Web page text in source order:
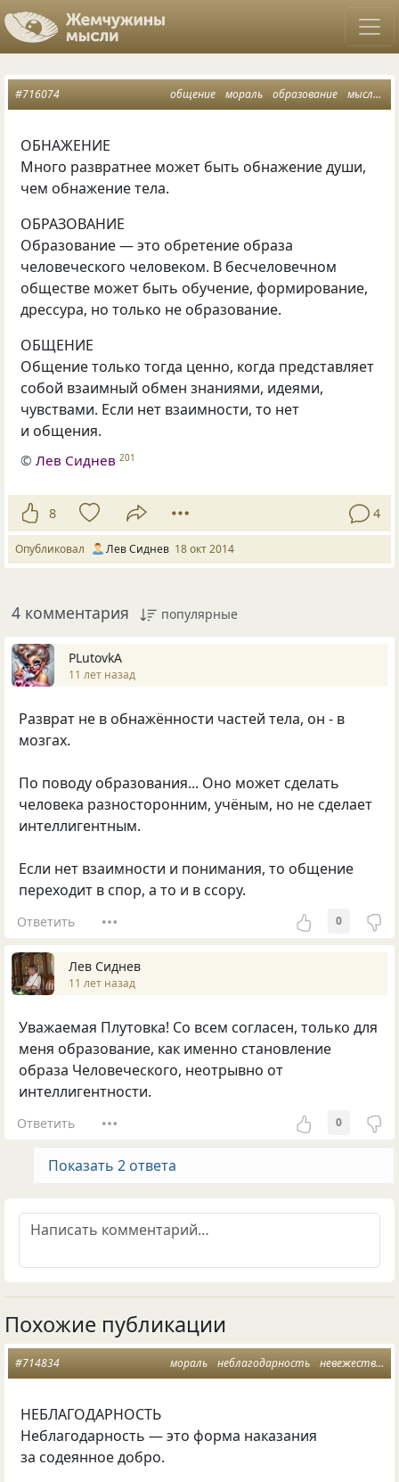
общение мораль образование мысли
#716074
ОБНАЖЕНИЕ
Много развратнее может быть обнажение души,
чем обнажение тела.
ОБРАЗОВАНИЕ
Образование — это обретение образа
человеческого человеком. В бесчеловечном
обществе может быть обучение, формирование,
дрессура, но только не образование.
ОБЩЕНИЕ
Общение только тогда ценно, когда представляет
собой взаимный обмен знаниями, идеями,
чувствами. Если нет взаимности, то нет
и общения.
©Лев Сиднев 201
8 4
Опубликовал Лев Сиднев 18 окт 2014
4 комментария популярные
PLutоvkА
11 лет назад
Разврат не в обнажённости частей тела, он - в
мозгах.
По поводу образования... Оно может сделать
человека разносторонним, учёным, но не сделает
интеллигентным.
Если нет взаимности и понимания, то общение
переходит в спор, а то и в ссору.
Ответить 0
Лев Сиднев
11 лет назад
Уважаемая Плутовка! Со всем согласен, только для
меня образование, как именно становление
образа Человеческого, неотрывно от
интеллигентности.
Ответить 0
Показать 2 ответа
Похожие публикации
мораль неблагодарность невежество
#714834
НЕБЛАГОДАРНОСТЬ
Неблагодарность — это форма наказания
за содеянное добро.